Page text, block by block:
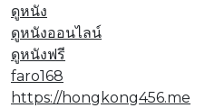
ดูหนัง
ดูหนังออนไลน์
ดูหนังฟรี
faro168
https://hongkong456.me